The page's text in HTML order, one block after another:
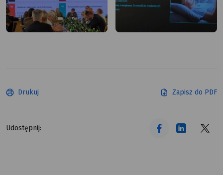
Drukuj Zapisz do PDF
Udostępnij: